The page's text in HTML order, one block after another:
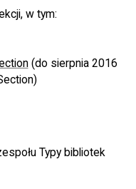
w tym:
(do sierpnia 2016
Typy bibliotek